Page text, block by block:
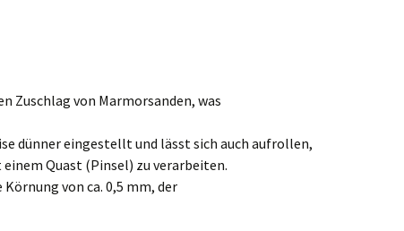
Zuschlag von Marmorsanden, was
dünner eingestellt und lässt sich auch aufrollen,
Quast (Pinsel) zu verarbeiten.
von ca. 0,5 mm, der